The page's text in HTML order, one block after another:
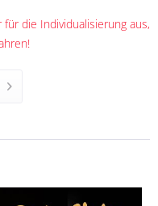
die Individualisierung aus,